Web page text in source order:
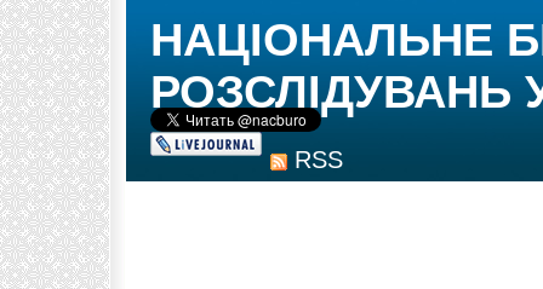
RSS
НАЦІОНАЛЬНЕ
РОЗСЛІДУВАНЬ